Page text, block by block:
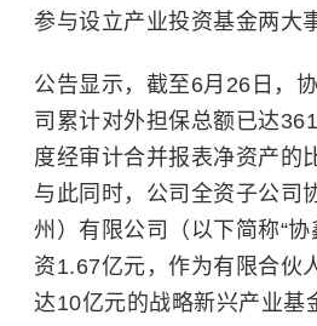
参与设立产业投资基金两大
公告显示，截至6月26日，
司累计对外担保总额已达
度经审计合并报表净资产的
与此同时，公司全资子公司
州）有限公司（以下简称“协
资1.67亿元，作为有限合伙
达10亿元的战略新兴产业基